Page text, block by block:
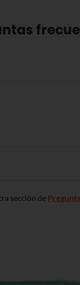
al
atención al cliente.
posible que te
de tu
sección de